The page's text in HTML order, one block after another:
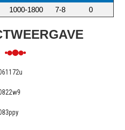
1000-1800 7-8 0